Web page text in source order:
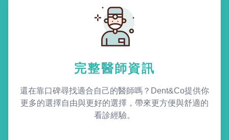
完整醫師資訊
還在靠口碑尋找適合自己的醫師嗎？Dent&Co提供你
更多的選擇自由與更好的選擇，帶來更方便與舒適的
看診經驗。